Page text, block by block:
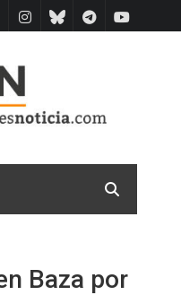
Baza por